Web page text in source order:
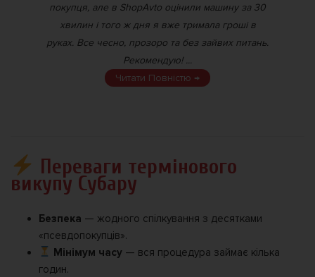
покупця, але в ShopAvto оцінили машину за 30
хвилин і того ж дня я вже тримала гроші в
руках. Все чесно, прозоро та без зайвих питань.
Рекомендую! ...
Читати Повністю →
Переваги термінового
викупу Субару
Безпека — жодного спілкування з десятками
«псевдопокупців».
Мінімум часу — вся процедура займає кілька
годин.